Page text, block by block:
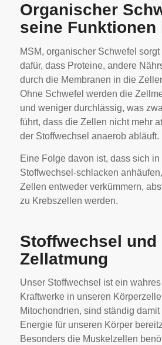
Organischer
seine Funktionen
MSM, organischer Schwefel
dafür, dass Proteine, andere
durch die Membranen in die
Ohne Schwefel werden die
und weniger durchlässig, was
führt, dass die Zellen nicht mehr
der Stoffwechsel anaerob abläuft.
Eine Folge davon ist, dass sich
Stoffwechsel-schlacken
Zellen entweder verkümmern,
zu Krebszellen werden.
Stoffwechsel und
Zellatmung
Unser Stoffwechsel ist ein
Kraftwerke in unseren
Mitochondrien, sind ständig damit
Energie für unseren Körper
Besonders die Muskelzellen